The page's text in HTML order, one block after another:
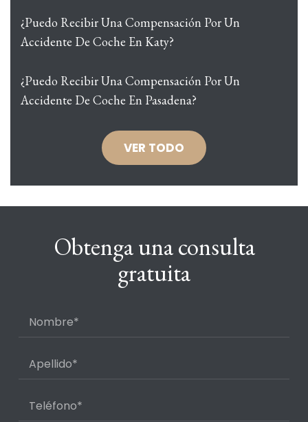
¿Puedo Recibir Una Compensación Por Un
Accidente De Coche En Katy?
¿Puedo Recibir Una Compensación Por Un
Accidente De Coche En Pasadena?
VER TODO
Obtenga una consulta
gratuita